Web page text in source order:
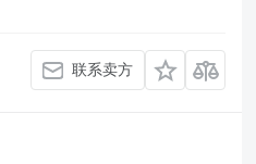
联系卖方